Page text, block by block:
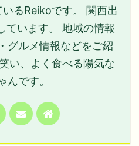
るReikoです。 関西出
ています。 地域の情報
グルメ情報などをご紹
い、よく食べる陽気な
んです。